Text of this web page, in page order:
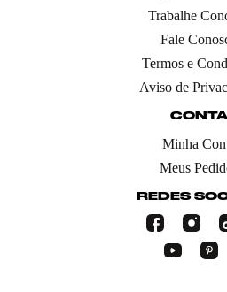
Trabalhe
Fale
Termos e
Aviso de
CONTA
Minha
Meus
REDES